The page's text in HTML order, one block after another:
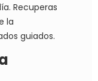
Recuperas
la
guiados.